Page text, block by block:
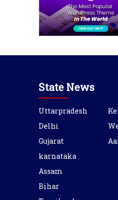
State News
Uttarpradesh
Delhi
Gujarat
karnataka
Assam
Bihar